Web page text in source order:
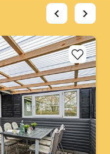
chevron_left chevron_right